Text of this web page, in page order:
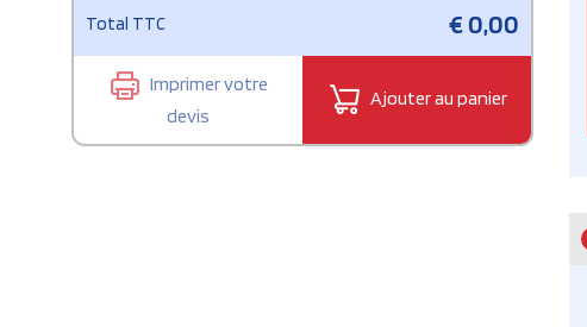
Total TTC €0,00
Imprimer votre
devis
Ajouter au panier